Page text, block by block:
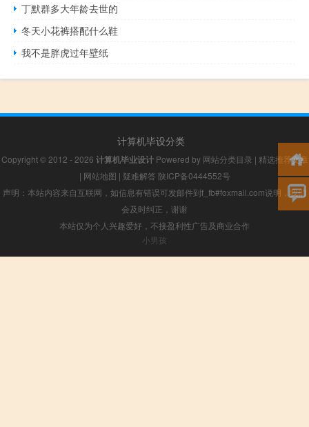
丁默群多大年龄去世的
冬天小花裤搭配什么鞋
我不是胖虎过年壁纸
计算机毕设分类
Copyright © 2012 - 2026 计算机毕业设计Powered by 网站分类目录 | 精选推荐文章
| 网站地图 | 疑难解答 陕ICP备0444552号
声明：本站内容来自互联网，如信息有错误可发邮件到f_fb#foxmail.com说明，我们
会及时纠正，谢谢
本站仅为个人兴趣爱好，不接盈利性广告及商业合作
小男孩